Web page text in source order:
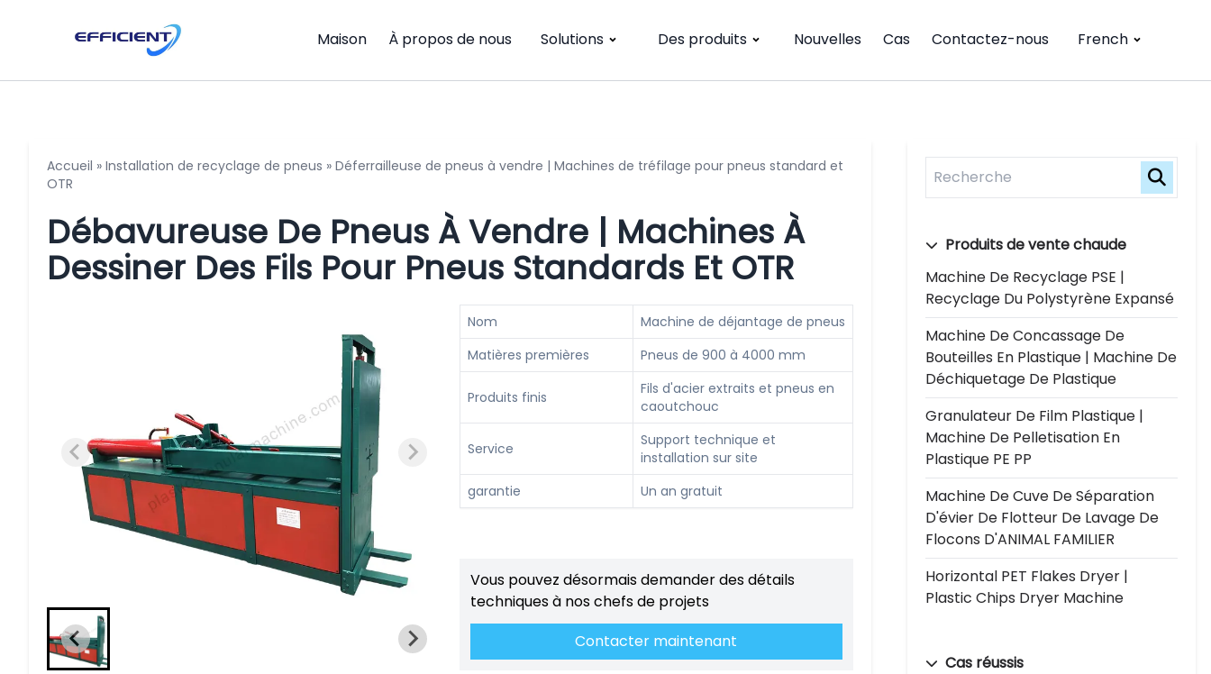
Maison À propos de nous Solutions Des produits Nouvelles Cas Contactez-nous French
Accueil » Installation de recyclage de pneus » Déferrailleuse de pneus à vendre | Machines de tréfilage pour pneus standard et
OTR
Débavureuse De Pneus À Vendre | Machines À
Dessiner Des Fils Pour Pneus Standards Et OTR
Nom
Machine de déjantage de pneus
Matières premières
Pneus de 900 à 4000 mm
Produits finis
Fils d'acier extraits et pneus en
caoutchouc
Service
Support technique et
installation sur site
garantie
Un an gratuit
Vous pouvez désormais demander des détails
techniques à nos chefs de projets
Contacter maintenant
Produits de vente chaude
Machine De Recyclage PSE |
Recyclage Du Polystyrène Expansé
Machine De Concassage De
Bouteilles En Plastique | Machine De
Déchiquetage De Plastique
Granulateur De Film Plastique |
Machine De Pelletisation En
Plastique PE PP
Machine De Cuve De Séparation
D'évier De Flotteur De Lavage De
Flocons D'ANIMAL FAMILIER
Horizontal PET Flakes Dryer |
Plastic Chips Dryer Machine
Cas réussis